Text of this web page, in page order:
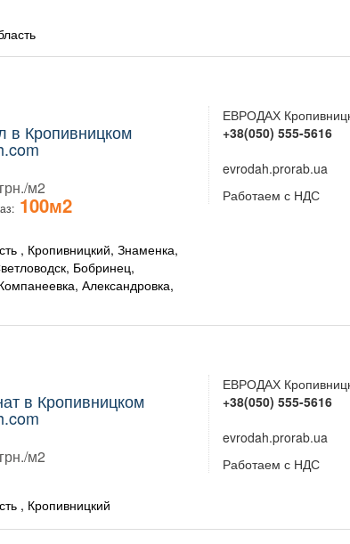
в Кропивницком
грн./м2
100м2
, Кропивницкий, Знаменка,
Бобринец,
Александровка,
ЕВРОДАХ
+38(050) 555-5616
evrodah.prorab.ua
Работаем с НДС
в Кропивницком
грн./м2
, Кропивницкий
ЕВРОДАХ
+38(050) 555-5616
evrodah.prorab.ua
Работаем с НДС